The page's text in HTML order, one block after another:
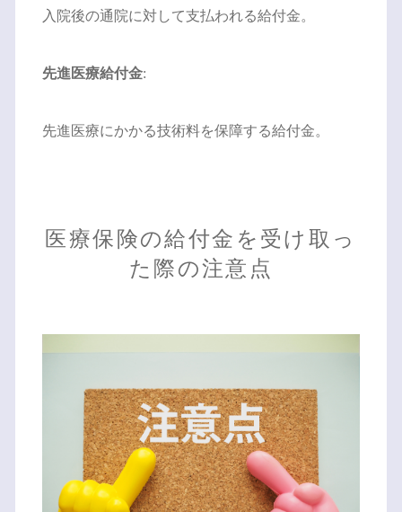
入院後の通院に対して支払われる給付金。
先進医療給付金:
先進医療にかかる技術料を保障する給付金。
医療保険の給付金を受け取っ
た際の注意点